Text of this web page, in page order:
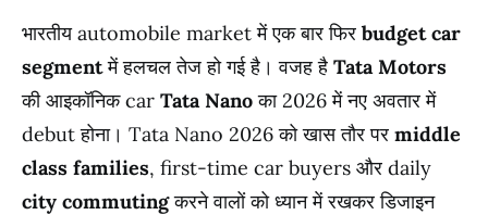
भारतीय automobile market में एक बार फिर budget car
segmentमें हलचल तेज हो गई है। वजह है Tata Motors
की आइकॉनिक car Tata Nanoका 2026 में नए अवतार में
debut होना। Tata Nano 2026 को खास तौर पर middle
class families, first-time car buyers और daily
city commutingकरने वालों को ध्यान में रखकर डिजाइन